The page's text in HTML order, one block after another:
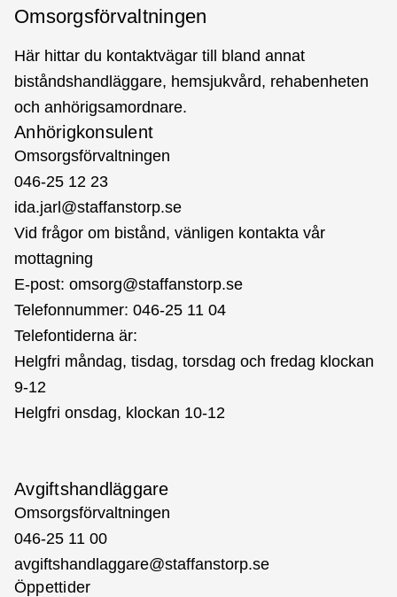
Omsorgsförvaltningen
Här hittar du kontaktvägar till bland annat
biståndshandläggare, hemsjukvård, rehabenheten
och anhörigsamordnare.
Anhörigkonsulent
Omsorgsförvaltningen
046-25 12 23
ida.jarl@staffanstorp.se
Vid frågor om bistånd, vänligen kontakta vår
mottagning
E-post: omsorg@staffanstorp.se
Telefonnummer: 046-25 11 04
Telefontiderna är:
Helgfri måndag, tisdag, torsdag och fredag klockan
9-12
Helgfri onsdag, klockan 10-12
Avgiftshandläggare
Omsorgsförvaltningen
046-25 11 00
avgiftshandlaggare@staffanstorp.se
Öppettider